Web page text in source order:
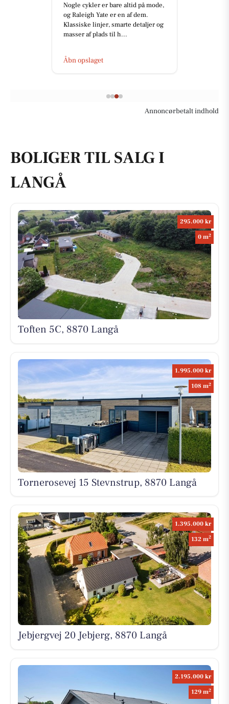
Nogle cykler er bare altid på mode,
og Raleigh Yate er en af dem.
Klassiske linjer, smarte detaljer og
masser af plads til h...
Åbn opslaget
Annoncørbetalt indhold
BOLIGER TIL SALG I
LANGÅ
295.000 kr
0 m2
Toften 5C, 8870 Langå
1.995.000 kr
108 m2
Tornerosevej 15 Stevnstrup, 8870 Langå
1.395.000 kr
132 m2
Jebjergvej 20 Jebjerg, 8870 Langå
2.195.000 kr
129 m2